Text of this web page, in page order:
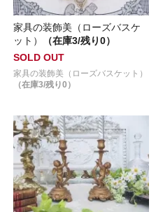
家具の装飾美（ローズバスケ
ット）
（在庫3/残り0）
SOLD OUT
家具の装飾美（ローズバスケット）
（在庫3/残り0）